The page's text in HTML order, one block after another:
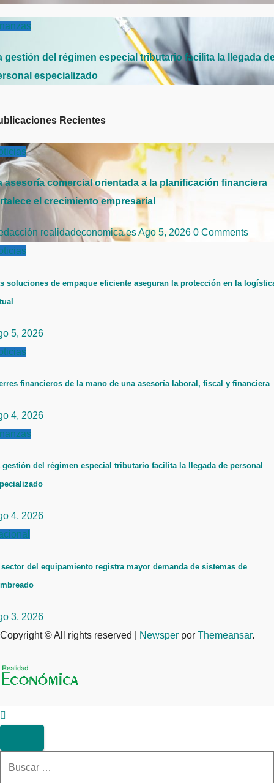
gestión del régimen especial tributario facilita la llegada
especializado
Recientes
asesoría comercial orientada a la planificación financiera
el crecimiento empresarial
realidadeconomica.esAgo 5, 2026 0 Comments
soluciones de empaque eficiente aseguran la protección en la
5, 2026
financieros de la mano de una asesoría laboral, fiscal y financiera
4, 2026
gestión del régimen especial tributario facilita la llegada de personal
4, 2026
del equipamiento registra mayor demanda de sistemas de
3, 2026
Copyright © All rights reserved
Newsper por Themeansar.